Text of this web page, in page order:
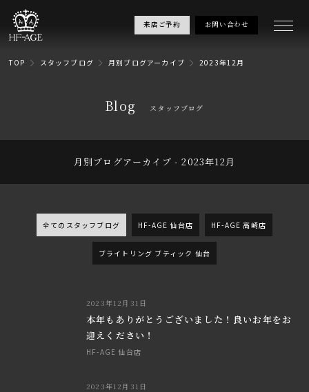
来店ご予約 お問い合わせ
TOP スタッフブログ 月別ブログアーカイブ 2023年12月
Blog スタッフブログ
月別ブログアーカイブ - 2023年12月
全てのスタッフブログ HF-AGE 仙台店 HF-AGE 高崎店
ブライトリング ブティック 仙台
2023年12月31日
本年もありがとうございました！良いお年をお
迎えください！
HF-AGE 仙台店
2023年12月31日